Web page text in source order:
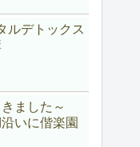
ルデトックス
ました～
沿いに偕楽園